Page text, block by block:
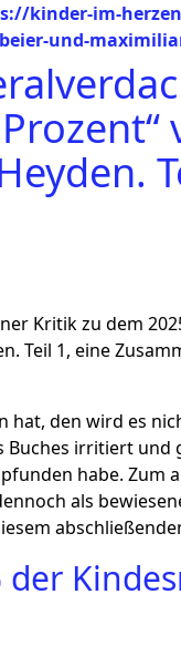
kinder-im-
und-
Kritik zu dem
Teil 1, eine
hat, den wird es
Buches irritiert
habe. Zum
als
der